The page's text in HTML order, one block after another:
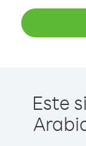
Este